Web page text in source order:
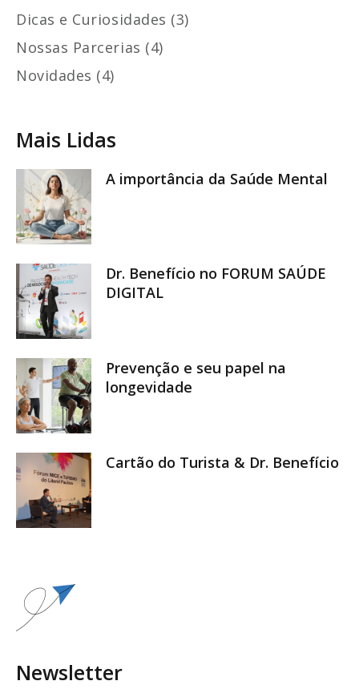
Dicas e Curiosidades (3)
Nossas Parcerias (4)
Novidades (4)
Mais Lidas
A importância da Saúde Mental
Dr. Benefício no FORUM SAÚDE
DIGITAL
Prevenção e seu papel na
longevidade
Cartão do Turista & Dr. Benefício
Newsletter